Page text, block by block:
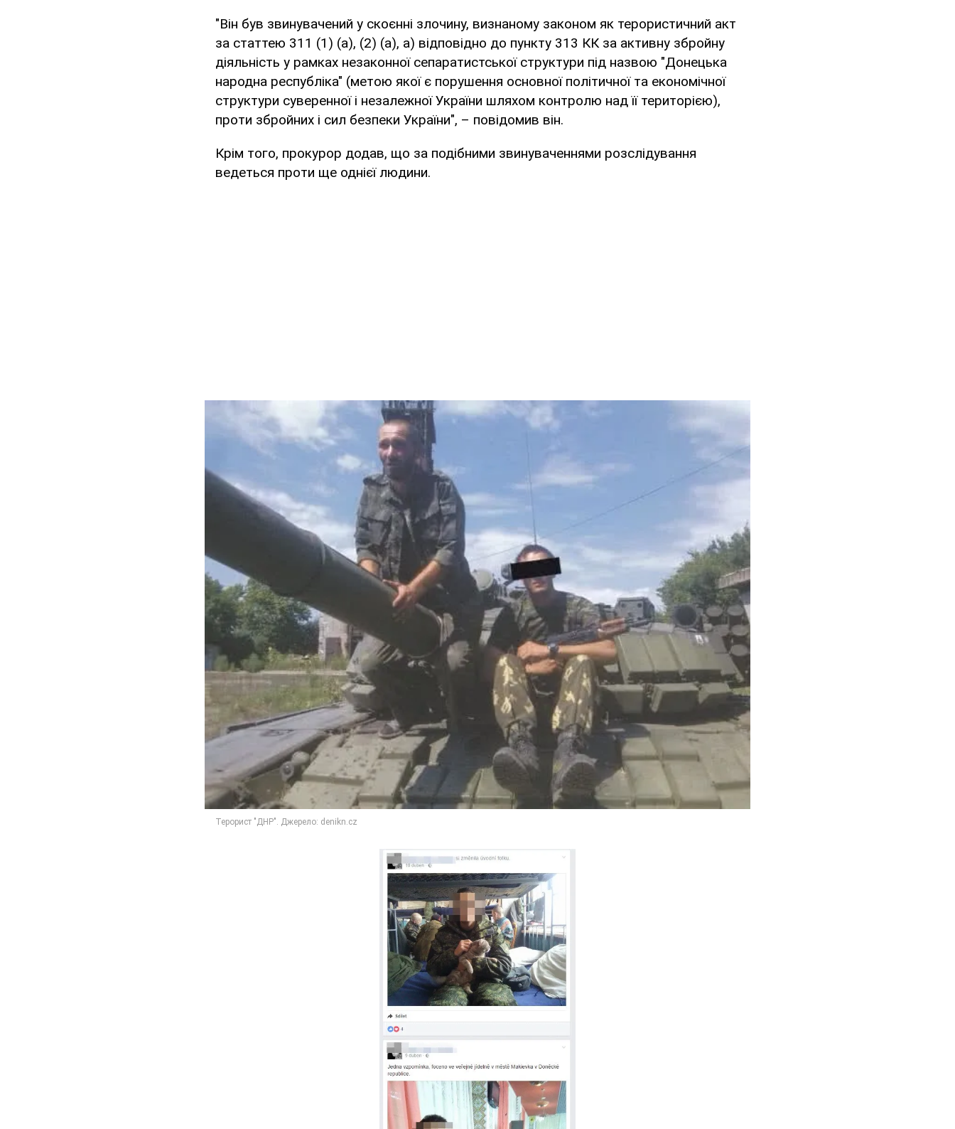
"Він був звинувачений у скоєнні злочину, визнаному законом як терористичний акт
за статтею 311 (1) (a), (2) (a), а) відповідно до пункту 313 КК за активну збройну
діяльність у рамках незаконної сепаратистської структури під назвою "Донецька
народна республіка" (метою якої є порушення основної політичної та економічної
структури суверенної і незалежної України шляхом контролю над її територією),
проти збройних і сил безпеки України", – повідомив він.
Крім того, прокурор додав, що за подібними звинуваченнями розслідування
ведеться проти ще однієї людини.